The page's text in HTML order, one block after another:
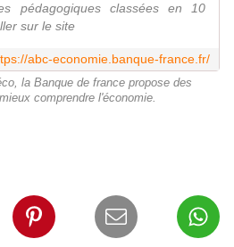
pédagogiques classées en 10
sur le site
abc-economie.banque-france.fr/
la Banque de france propose des
comprendre l'économie.